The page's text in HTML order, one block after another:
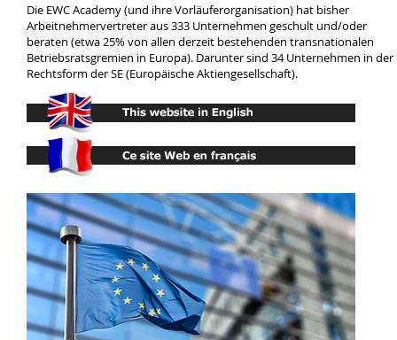
Die EWC Academy (und ihre Vorläuferorganisation) hat bisher
Arbeitnehmervertreter aus 333 Unternehmen geschult und/oder
beraten (etwa 25% von allen derzeit bestehenden transnationalen
Betriebsratsgremien in Europa). Darunter sind 34 Unternehmen in der
Rechtsform der SE (Europäische Aktiengesellschaft).